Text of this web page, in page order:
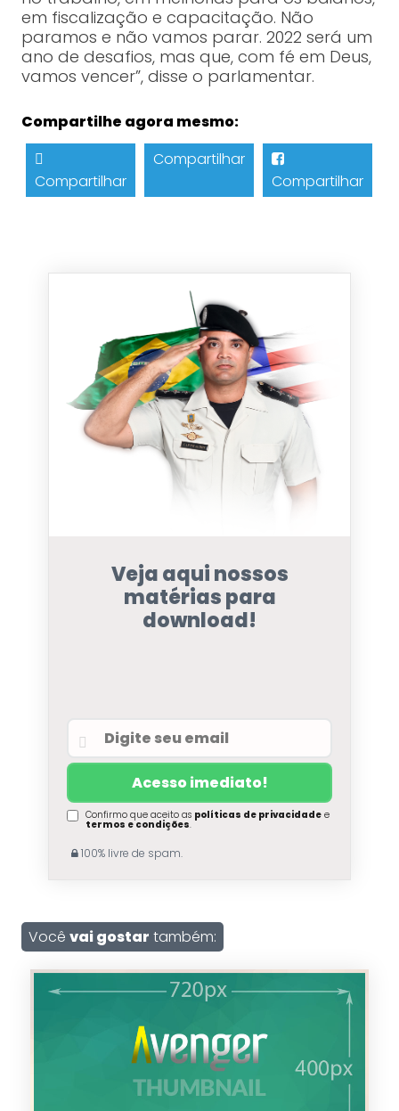
em fiscalização e capacitação. Não
paramos e não vamos parar. 2022 será um
ano de desafios, mas que, com fé em Deus,
vamos vencer”, disse o parlamentar.
Compartilhe agora mesmo:
Compartilhar
Compartilhar
Compartilhar
Veja aqui nossos
matérias para
download!
Confirmo que aceito as políticas de privacidadee
termos e condições.
100% livre de spam.
Você vai gostar também: